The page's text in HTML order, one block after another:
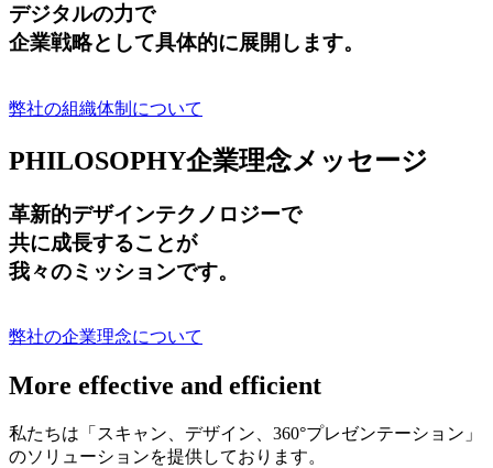
デジタルの力で
企業戦略として具体的に展開します。
弊社の組織体制について
PHILOSOPHY企業理念メッセージ
革新的デザインテクノロジーで
共に成長することが
我々のミッションです。
弊社の企業理念について
More effective and efficient
私たちは「スキャン、デザイン、360°プレゼンテーション」
のソリューションを提供しております。